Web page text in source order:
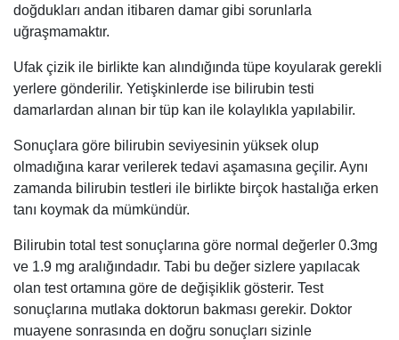
doğdukları andan itibaren damar gibi sorunlarla
uğraşmamaktır.
Ufak çizik ile birlikte kan alındığında tüpe koyularak gerekli
yerlere gönderilir. Yetişkinlerde ise bilirubin testi
damarlardan alınan bir tüp kan ile kolaylıkla yapılabilir.
Sonuçlara göre bilirubin seviyesinin yüksek olup
olmadığına karar verilerek tedavi aşamasına geçilir. Aynı
zamanda bilirubin testleri ile birlikte birçok hastalığa erken
tanı koymak da mümkündür.
Bilirubin total test sonuçlarına göre normal değerler 0.3mg
ve 1.9 mg aralığındadır. Tabi bu değer sizlere yapılacak
olan test ortamına göre de değişiklik gösterir. Test
sonuçlarına mutlaka doktorun bakması gerekir. Doktor
muayene sonrasında en doğru sonuçları sizinle